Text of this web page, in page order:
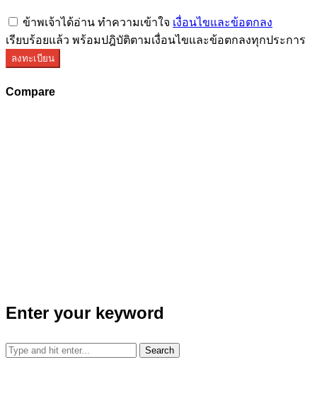
ข้าพเจ้าได้อ่าน ทำความเข้าใจ เงื่อนไขและข้อตกลง
เรียบร้อยแล้ว พร้อมปฎิบัติตามเงื่อนไขและข้อตกลงทุกประการ
ลงทะเบียน
Compare
Enter your keyword
Search